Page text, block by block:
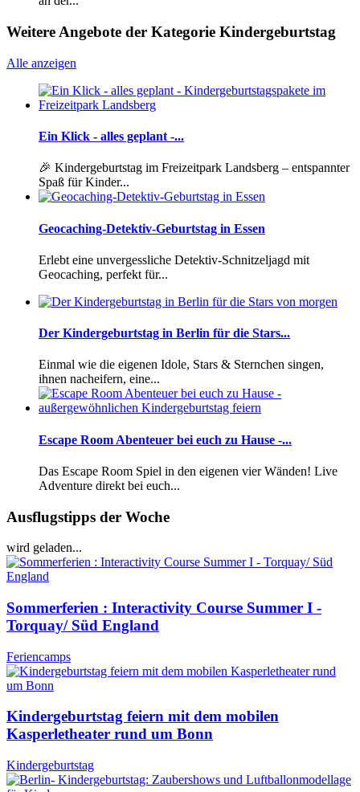
Weitere Angebote der Kategorie Kindergeburtstag
Alle anzeigen
Ein Klick - alles geplant -...
🎉 Kindergeburtstag im Freizeitpark Landsberg – entspannter
Spaß für Kinder...
Geocaching-Detektiv-Geburtstag in Essen
Erlebt eine unvergessliche Detektiv-Schnitzeljagd mit
Geocaching, perfekt für...
Der Kindergeburtstag in Berlin für die Stars...
Einmal wie die eigenen Idole, Stars & Sternchen singen,
ihnen nacheifern, eine...
Escape Room Abenteuer bei euch zu Hause -...
Das Escape Room Spiel in den eigenen vier Wänden! Live
Adventure direkt bei euch...
Ausflugstipps der Woche
wird geladen...
Sommerferien : Interactivity Course Summer I -
Torquay/ Süd England
Feriencamps
Kindergeburtstag feiern mit dem mobilen
Kasperletheater rund um Bonn
Kindergeburtstag